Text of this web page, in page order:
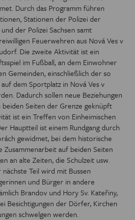
Durch das Programm führen
Stationen der Polizei der
der Polizei Sachsen samt
Feuerwehren aus Nová Ves v
Die zweite Aktivität ist ein
im Fußball, an dem Einwohner
Gemeinden, einschließlich der so
dem Sportplatz in Nová Ves v
Dadurch sollen neue Beziehungen
Seiten der Grenze geknüpft
ist ein Treffen von Einheimischen
Hauptteil ist einem Rundgang durch
gewidmet, bei dem historische
Zusammenarbeit auf beiden Seiten
an alte Zeiten, die Schulzeit usw.
Teil wird mit Bussen
und Bürger in andere
Brandov und Hory Sv. Kateřiny,
Besichtigungen der Dörfer, Kirchen
schwelgen werden.